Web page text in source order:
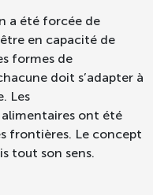
a été forcée de
en capacité de
formes de
doit s’adapter à
Les
ont été
frontières. Le concept
tout son sens.